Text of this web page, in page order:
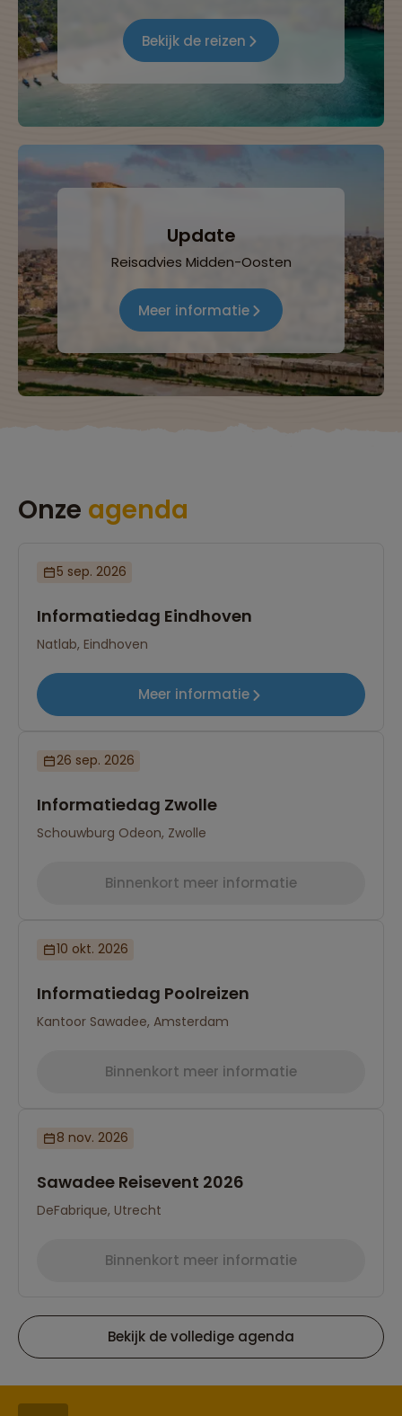
Bekijk de reizen
Update
Reisadvies Midden-Oosten
Meer informatie
Onze agenda
5 sep. 2026
Informatiedag Eindhoven
Natlab, Eindhoven
Meer informatie
26 sep. 2026
Informatiedag Zwolle
Schouwburg Odeon, Zwolle
Binnenkort meer informatie
10 okt. 2026
Informatiedag Poolreizen
Kantoor Sawadee, Amsterdam
Binnenkort meer informatie
8 nov. 2026
Sawadee Reisevent 2026
DeFabrique, Utrecht
Binnenkort meer informatie
Bekijk de volledige agenda
Reizen met oog voor mens, cultuur en milieu